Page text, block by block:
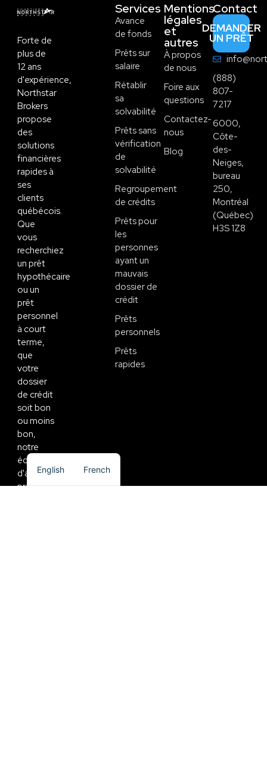
Forte de
plus de
12 ans
d'expérience,
Northstar
Brokers
propose
des
solutions
financières
rapides à
ses
clients
québécois.
Que
vous
recherchiez
un prêt
hypothécaire
ou un
prêt
personnel
à court
terme,
que
votre
dossier
de crédit
soit bon
ou moins
bon,
notre
équipe
d'agents
professionnels
Services
Avance
de fonds
Prêts sur
salaire
Rétablir
sa
solvabilité
Prêts sans
vérification
de
solvabilité
Regroupement
de crédits
Prêts pour
les
personnes
ayant un
mauvais
dossier de
crédit
Prêts
personnels
Prêts
rapides
Mentions
légales
et
autres
À propos
de nous
Foire aux
questions
Contactez-
nous
Blog
Contact
DEMANDER
UN PRÊT
(888)
807-
7217
6000,
Côte-
des-
Neiges,
bureau
250,
Montréal
(Québec)
H3S 1Z8
English French